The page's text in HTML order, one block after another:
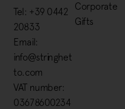
Tel: +39 0442
20833
Email:
info@stringhet
to.com
VAT number:
03678600234
Corporate
Gifts